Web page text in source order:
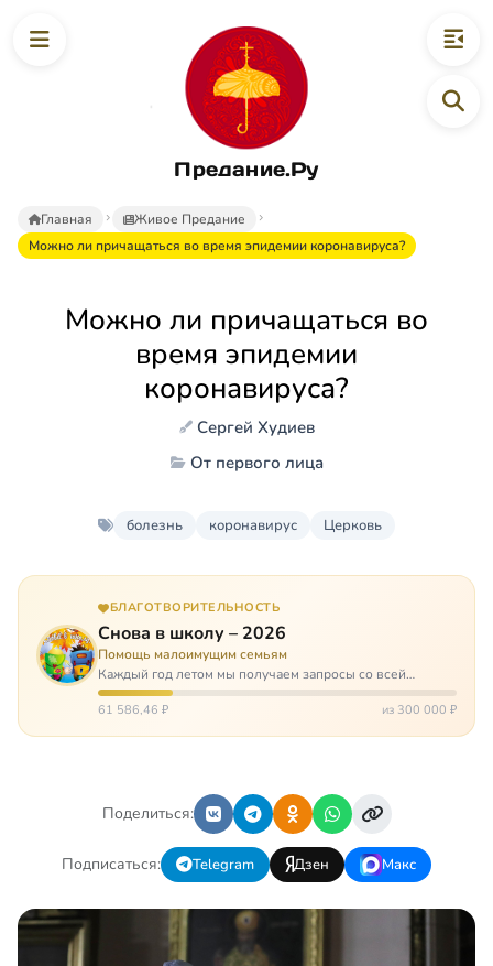
Предание.Ру
Главная
Живое Предание
Можно ли причащаться во время эпидемии коронавируса?
Можно ли причащаться во
время эпидемии
коронавируса?
Сергей Худиев
От первого лица
болезнь коронавирус Церковь
БЛАГОТВОРИТЕЛЬНОСТЬ
Снова в школу – 2026
Помощь малоимущим семьям
Каждый год летом мы получаем запросы со всей
России: помогите собраться в школу. Семьи с больными
детьми или родителями, семьи без пап или мам,
61 586,46 ₽ из 300 000 ₽
Поделиться:
Подписаться: Telegram Дзен Макс